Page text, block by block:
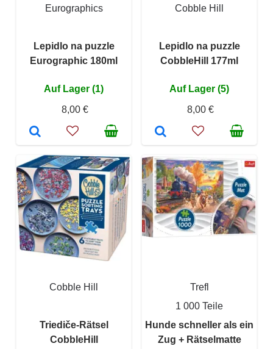
Eurographics
Lepidlo na puzzle
Eurographic 180ml
Auf Lager (1)
8,00 €
Cobble Hill
Lepidlo na puzzle
CobbleHill 177ml
Auf Lager (5)
8,00 €
Cobble Hill
Triediče-Rätsel
CobbleHill
Trefl
1 000 Teile
Hunde schneller als ein
Zug + Rätselmatte